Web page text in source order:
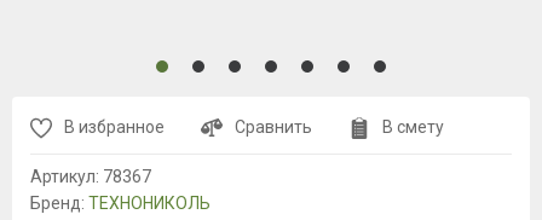
В избранное Сравнить В смету
Артикул: 78367
Бренд: ТЕХНОНИКОЛЬ